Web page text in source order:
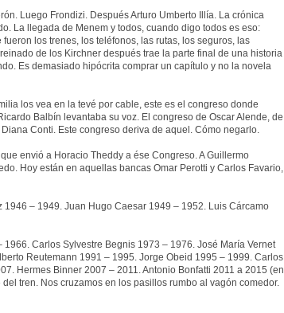
Luego Frondizi. Después Arturo Umberto Illía. La crónica
La llegada de Menem y todos, cuando digo todos es eso:
los trenes, los teléfonos, las rutas, los seguros, las
de los Kirchner después trae la parte final de una historia
Es demasiado hipócrita comprar un capítulo y no la novela
los vea en la tevé por cable, este es el congreso donde
Balbín levantaba su voz. El congreso de Oscar Alende, de
Conti. Este congreso deriva de aquel. Cómo negarlo.
envió a Horacio Theddy a ése Congreso. A Guillermo
Hoy están en aquellas bancas Omar Perotti y Carlos Favario,
– 1949. Juan Hugo Caesar 1949 – 1952. Luis Cárcamo
Carlos Sylvestre Begnis 1973 – 1976. José María Vernet
Reutemann 1991 – 1995. Jorge Obeid 1995 – 1999. Carlos
Hermes Binner 2007 – 2011. Antonio Bonfatti 2011 a 2015 (en
tren. Nos cruzamos en los pasillos rumbo al vagón comedor.